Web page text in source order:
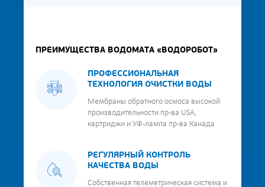
ПРЕИМУЩЕСТВА ВОДОМАТА «ВОДОРОБОТ»
ПРОФЕССИОНАЛЬНАЯ
ТЕХНОЛОГИЯ ОЧИСТКИ ВОДЫ
Мембраны обратного осмоса высокой
производительности пр-ва USA,
картриджи и УФ-лампа пр-ва Канада
РЕГУЛЯРНЫЙ КОНТРОЛЬ
КАЧЕСТВА ВОДЫ
Собственная телеметрическая система и